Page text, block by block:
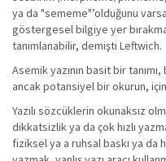
ya da "sememe"’olduğunu
göstergesel bilgiye yer
tanımlanabilir, demişti Leftwich.
Asemik yazının basit bir
ancak potansiyel bir okurun,
Yazılı sözcüklerin okunaksız
dikkatsizlik ya da çok hızlı
fiziksel ya a ruhsal baskı ya da